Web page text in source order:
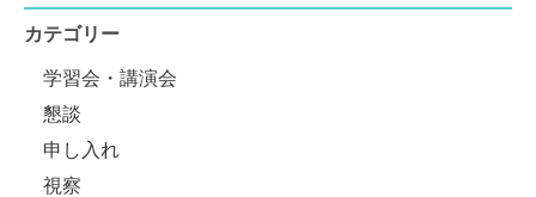
カテゴリー
学習会・講演会
懇談
申し入れ
視察